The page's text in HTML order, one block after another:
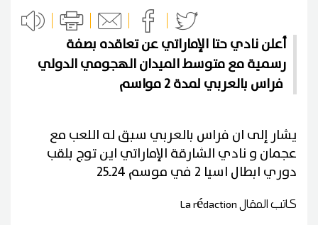
أعلن نادي حتا الإماراتي عن تعاقده بصفة
رسمية مع متوسط الميدان الهجومي الدولي
يشار إلى ان فراس بالعربي سبق له اللعب مع
عجمان و نادي الشارقة الإماراتي اين توج بلقب
دوري ابطال اسيا 2 في موسم 24ـ25
كاتب المقالLa rédaction